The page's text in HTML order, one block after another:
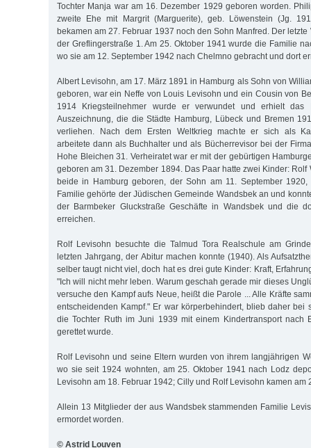
Tochter Manja war am 16. Dezember 1929 geboren worden.
zweite Ehe mit Margrit (Marguerite), geb. Löwenstein (Jg.
bekamen am 27. Februar 1937 noch den Sohn Manfred. Der
der Greflingerstraße 1. Am 25. Oktober 1941 wurde die Familie
wo sie am 12. September 1942 nach Chelmno gebracht und dort
Albert Levisohn, am 17. März 1891 in Hamburg als Sohn von
geboren, war ein Neffe von Louis Levisohn und ein Cousin von
1914 Kriegsteilnehmer wurde er verwundet und erhielt das
Auszeichnung, die die Städte Hamburg, Lübeck und Bremen
verliehen. Nach dem Ersten Weltkrieg machte er sich als
arbeitete dann als Buchhalter und als Bücherrevisor bei der
Hohe Bleichen 31. Verheiratet war er mit der gebürtigen
geboren am 31. Dezember 1894. Das Paar hatte zwei Kinder: Rolf
beide in Hamburg geboren, der Sohn am 11. September
Familie gehörte der Jüdischen Gemeinde Wandsbek an und
der Barmbeker Gluckstraße Geschäfte in Wandsbek und die
erreichen.
Rolf Levisohn besuchte die Talmud Tora Realschule am
letzten Jahrgang, der Abitur machen konnte (1940). Als
selber taugt nicht viel, doch hat es drei gute Kinder: Kraft,
"Ich will nicht mehr leben. Warum geschah gerade mir dieses
versuche den Kampf aufs Neue, heißt die Parole ... Alle Kräfte
entscheidenden Kampf." Er war körperbehindert, blieb daher bei
die Tochter Ruth im Juni 1939 mit einem Kindertransport nach
gerettet wurde.
Rolf Levisohn und seine Eltern wurden von ihrem langjährigen
wo sie seit 1924 wohnten, am 25. Oktober 1941 nach Lodz
Levisohn am 18. Februar 1942; Cilly und Rolf Levisohn kamen am
Allein 13 Mitglieder der aus Wandsbek stammenden Familie
ermordet worden.
© Astrid Louven